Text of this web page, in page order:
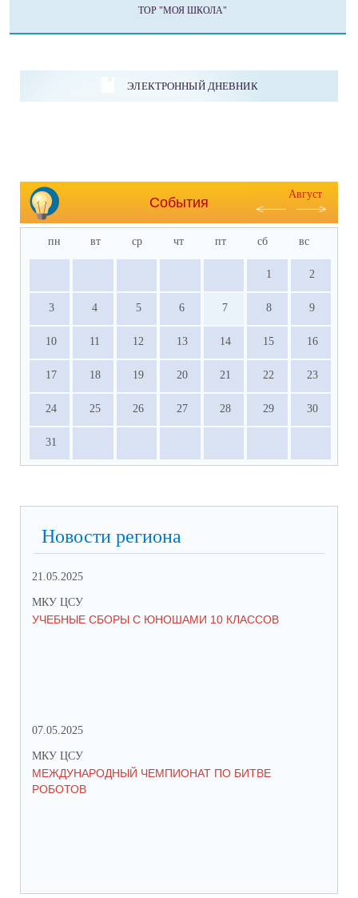
ТОР "МОЯ ШКОЛА"
ЭЛЕКТРОННЫЙ ДНЕВНИК
События
Август
пн вт ср чт пт сб вс
1 2
3 4 5 6 7 8 9
10 11 12 13 14 15 16
17 18 19 20 21 22 23
24 25 26 27 28 29 30
31
Новости региона
21.05.2025
МКУ ЦСУ
УЧЕБНЫЕ СБОРЫ С ЮНОШАМИ 10 КЛАССОВ
07.05.2025
МКУ ЦСУ
МЕЖДУНАРОДНЫЙ ЧЕМПИОНАТ ПО БИТВЕ
РОБОТОВ